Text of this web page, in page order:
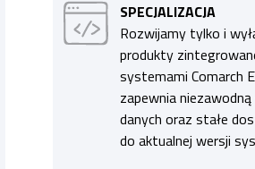
SPECJALIZACJA
Rozwijamy tylko i
produkty
systemami Comarch
zapewnia
danych oraz stałe
do aktualnej wersji